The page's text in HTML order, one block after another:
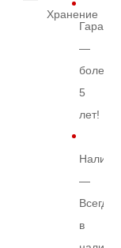
Хранение
—
более
5
лет!
—
Всегда
в